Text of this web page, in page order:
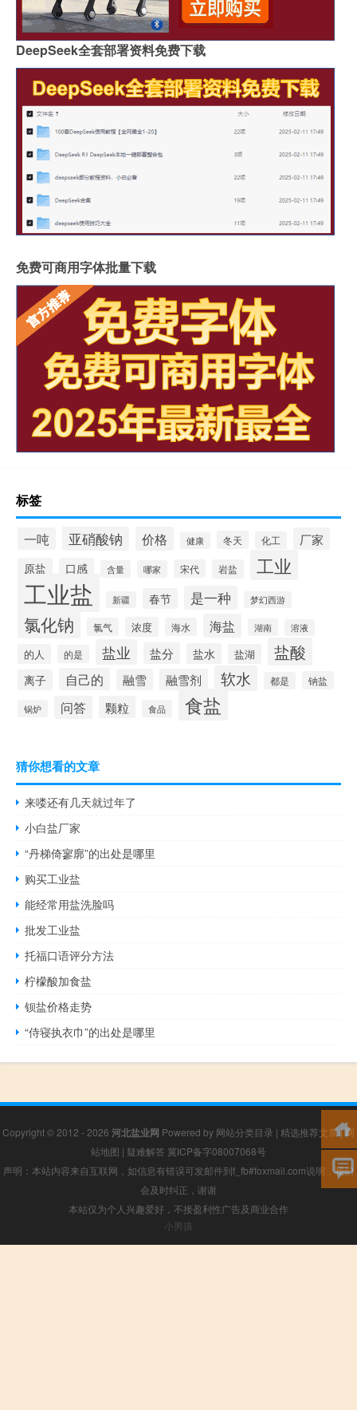
DeepSeek全套部署资料免费下载
免费可商用字体批量下载
标签
一吨 亚硝酸钠 价格 健康 冬天 化工 厂家
原盐 口感 含量 哪家 宋代 岩盐 工业
工业盐 新疆 春节 是一种 梦幻西游
氯化钠 氯气 浓度 海水 海盐 湖南 溶液
的人 的是 盐业 盐分 盐水 盐湖 盐酸
离子 自己的 融雪 融雪剂 软水 都是 钠盐
锅炉 问答 颗粒 食品 食盐
猜你想看的文章
来喽还有几天就过年了
小白盐厂家
“丹梯倚寥廓”的出处是哪里
购买工业盐
能经常用盐洗脸吗
批发工业盐
托福口语评分方法
柠檬酸加食盐
钡盐价格走势
“侍寝执衣巾”的出处是哪里
Copyright © 2012 - 2026 河北盐业网 Powered by 网站分类目录 | 精选推荐文章 |网
站地图 | 疑难解答 冀ICP备字08007068号
声明：本站内容来自互联网，如信息有错误可发邮件到f_fb#foxmail.com说明，我们
会及时纠正，谢谢
本站仅为个人兴趣爱好，不接盈利性广告及商业合作
小男孩